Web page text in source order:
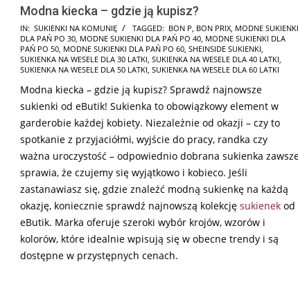
Modna kiecka – gdzie ją kupisz?
2025-
08-
13
IN: SUKIENKI NA KOMUNIĘ TAGGED: BON P, BON PRIX, MODNE SUKIENKI
DLA PAŃ PO 30, MODNE SUKIENKI DLA PAŃ PO 40, MODNE SUKIENKI DLA
PAŃ PO 50, MODNE SUKIENKI DLA PAŃ PO 60, SHEINSIDE SUKIENKI,
SUKIENKA NA WESELE DLA 30 LATKI, SUKIENKA NA WESELE DLA 40 LATKI,
SUKIENKA NA WESELE DLA 50 LATKI, SUKIENKA NA WESELE DLA 60 LATKI
Modna kiecka – gdzie ją kupisz? Sprawdź najnowsze
sukienki od eButik! Sukienka to obowiązkowy element w
garderobie każdej kobiety. Niezależnie od okazji – czy to
spotkanie z przyjaciółmi, wyjście do pracy, randka czy
ważna uroczystość – odpowiednio dobrana sukienka
sprawia, że czujemy się wyjątkowo i kobieco. Jeśli
zastanawiasz się, gdzie znaleźć modną sukienkę na każdą
okazję, koniecznie sprawdź najnowszą kolekcję sukienek od
eButik. Marka oferuje szeroki wybór krojów, wzorów i
kolorów, które idealnie wpisują się w obecne trendy i są
dostępne w przystępnych cenach.